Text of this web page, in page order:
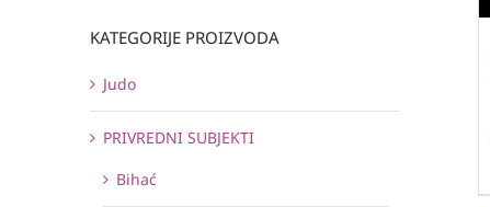
KATEGORIJE PROIZVODA
Judo
PRIVREDNI SUBJEKTI
Bihać